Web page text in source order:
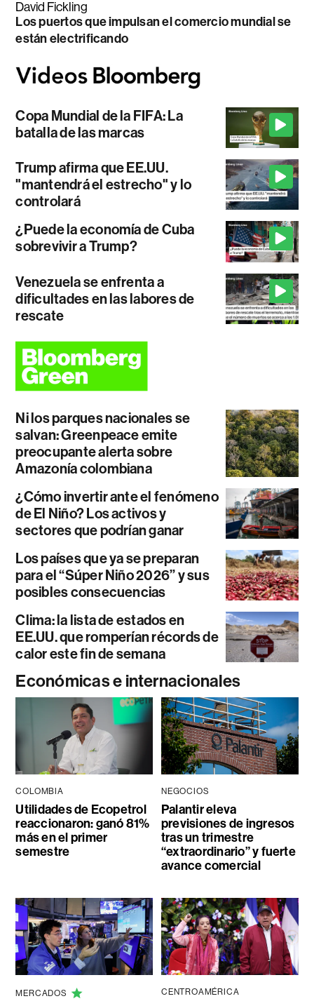
David Fickling
Los puertos que impulsan el comercio mundial se
están electrificando
Copa Mundial de la FIFA: La
batalla de las marcas
Trump afirma que EE.UU.
"mantendrá el estrecho" y lo
controlará
¿Puede la economía de Cuba
sobrevivir a Trump?
Venezuela se enfrenta a
dificultades en las labores de
rescate
Ni los parques nacionales se
salvan: Greenpeace emite
preocupante alerta sobre
Amazonía colombiana
¿Cómo invertir ante el fenómeno
de El Niño? Los activos y
sectores que podrían ganar
Los países que ya se preparan
para el “Súper Niño 2026” y sus
posibles consecuencias
Clima: la lista de estados en
EE.UU. que romperían récords de
calor este fin de semana
Económicas e internacionales
COLOMBIA
Utilidades de Ecopetrol
reaccionaron: ganó 81%
más en el primer
semestre
NEGOCIOS
Palantir eleva
previsiones de ingresos
tras un trimestre
“extraordinario” y fuerte
avance comercial
MERCADOS CENTROAMÉRICA